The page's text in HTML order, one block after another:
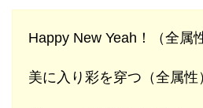
Happy New Yeah！（全属
美に入り彩を穿つ（全属性